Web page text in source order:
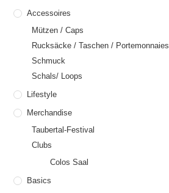
Accessoires
Mützen / Caps
Rucksäcke / Taschen / Portemonnaies
Schmuck
Schals/ Loops
Lifestyle
Merchandise
Taubertal-Festival
Clubs
Colos Saal
Basics